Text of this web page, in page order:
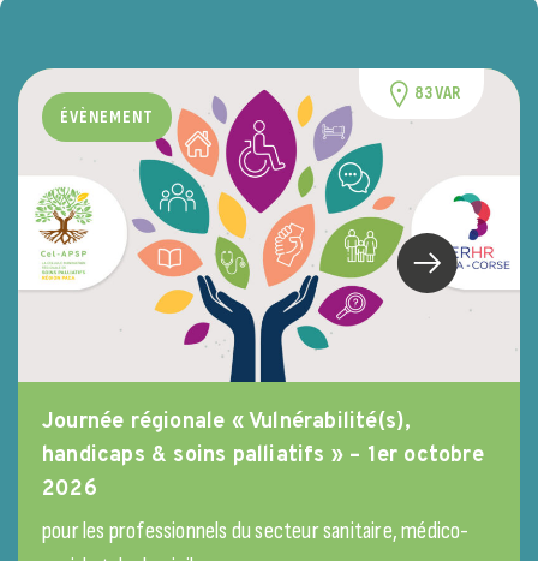
ÉVÈNEMENT
83 VAR
Journée régionale « Vulnérabilité(s),
handicaps & soins palliatifs » – 1er octobre
2026
pour les professionnels du secteur sanitaire, médico-